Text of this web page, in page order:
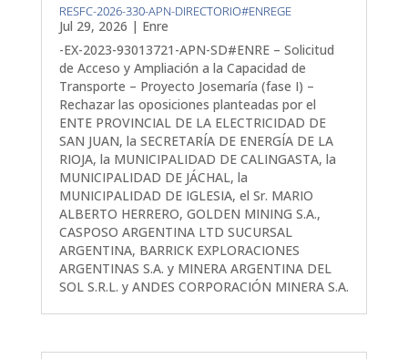
RESFC-2026-330-APN-DIRECTORIO#ENREGE
Jul 29, 2026 | Enre
-EX-2023-93013721-APN-SD#ENRE – Solicitud
de Acceso y Ampliación a la Capacidad de
Transporte – Proyecto Josemaría (fase I) –
Rechazar las oposiciones planteadas por el
ENTE PROVINCIAL DE LA ELECTRICIDAD DE
SAN JUAN, la SECRETARÍA DE ENERGÍA DE LA
RIOJA, la MUNICIPALIDAD DE CALINGASTA, la
MUNICIPALIDAD DE JÁCHAL, la
MUNICIPALIDAD DE IGLESIA, el Sr. MARIO
ALBERTO HERRERO, GOLDEN MINING S.A.,
CASPOSO ARGENTINA LTD SUCURSAL
ARGENTINA, BARRICK EXPLORACIONES
ARGENTINAS S.A. y MINERA ARGENTINA DEL
SOL S.R.L. y ANDES CORPORACIÓN MINERA S.A.